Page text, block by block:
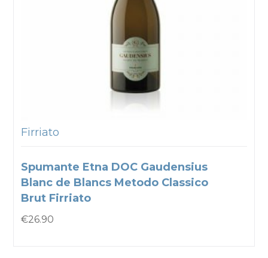
Firriato
Spumante Etna DOC Gaudensius
Blanc de Blancs Metodo Classico
Brut Firriato
€26.90